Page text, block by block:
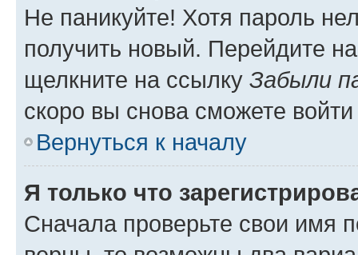
Не паникуйте! Хотя пароль
получить новый. Перейдите
щелкните на ссылку Забыли
скоро вы снова сможете
Вернуться к началу
Я только что
Сначала проверьте свои имя